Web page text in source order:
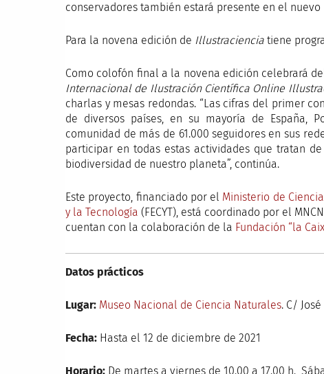
conservadores también estará presente en el nuevo
Para la novena edición de Illustraciencia tiene
Como colofón final a la novena edición celebrará
Internacional de Ilustración Científica Online
charlas y mesas redondas. “Las cifras del primer
de diversos países, en su mayoría de España,
comunidad de más de 61.000 seguidores en sus
participar en todas estas actividades que tratan
biodiversidad de nuestro planeta”, continúa.
Este proyecto, financiado por el Ministerio de
y la Tecnología (FECYT), está coordinado por el
cuentan con la colaboración de la Fundación “la
Datos prácticos
Lugar: Museo Nacional de Ciencia Naturales. C/
Fecha: Hasta el 12 de diciembre de 2021
Horario: De martes a viernes de 10.00 a 17.00 h.